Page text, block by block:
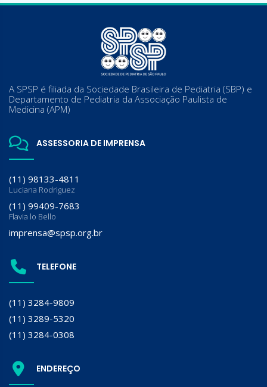
A SPSP é filiada da Sociedade Brasileira de Pediatria (SBP) e
Departamento de Pediatria da Associação Paulista de
Medicina (APM)
ASSESSORIA DE IMPRENSA
(11) 98133-4811
Luciana Rodriguez
(11) 99409-7683
Flavia lo Bello
imprensa@spsp.org.br
TELEFONE
(11) 3284-9809
(11) 3289-5320
(11) 3284-0308
ENDEREÇO